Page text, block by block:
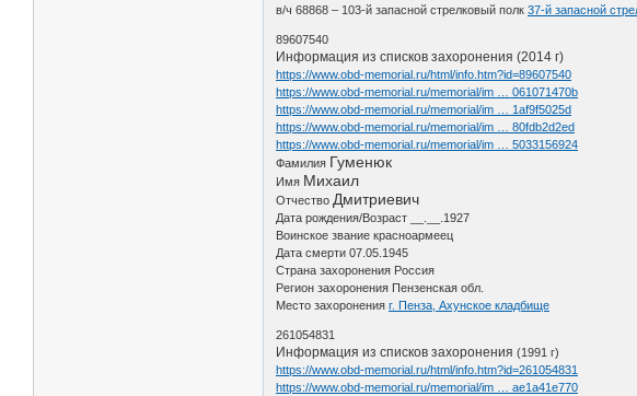
в/ч 68868 – 103-й запасной стрелковый полк37-й запасной
89607540
Информация из списков захоронения (2014 г)
https://www.obd-memorial.ru/html/info.htm?id=89607540
https://www.obd-memorial.ru/memorial/im … 061071470b
https://www.obd-memorial.ru/memorial/im … 1af9f5025d
https://www.obd-memorial.ru/memorial/im … 80fdb2d2ed
https://www.obd-memorial.ru/memorial/im … 5033156924
Фамилия Гуменюк
Имя Михаил
Отчество Дмитриевич
Дата рождения/Возраст __.__.1927
Воинское звание красноармеец
Дата смерти 07.05.1945
Страна захоронения Россия
Регион захоронения Пензенская обл.
Место захороненияг. Пенза, Ахунское кладбище
261054831
Информация из списков захоронения (1991 г)
https://www.obd-memorial.ru/html/info.htm?id=261054831
https://www.obd-memorial.ru/memorial/im … ae1a41e770